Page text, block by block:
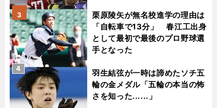
栗原陵矢が無名校進学の理由は
「自転車で13分」 春江工出身
として最初で最後のプロ野球選
手となった
3
羽生結弦が一時は諦めたソチ五
輪の金メダル「五輪の本当の怖
さを知った......」
4